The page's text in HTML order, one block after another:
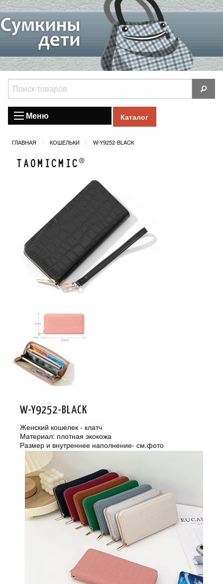
Меню Каталог
ГЛАВНАЯ КОШЕЛЬКИ W-Y9252-BLACK
W-Y9252-BLACK
Женский кошелек - клатч
Материал: плотная экокожа
Размер и внутреннее наполнение- см.фото